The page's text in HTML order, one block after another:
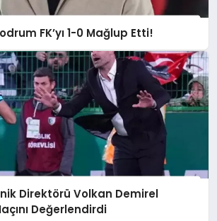
FK’yı 1-0 Mağlup Etti!
Direktörü Volkan Demirel
Değerlendirdi